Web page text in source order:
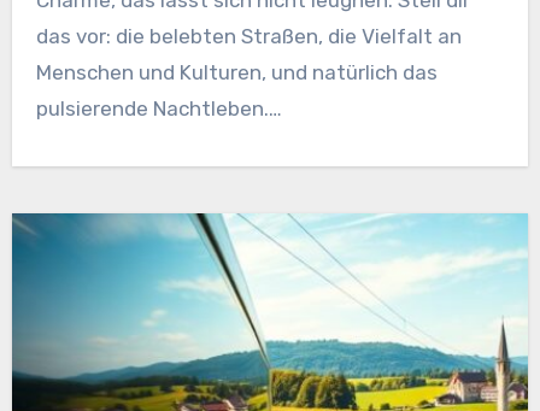
das vor: die belebten Straßen, die Vielfalt an
Menschen und Kulturen, und natürlich das
pulsierende Nachtleben.…